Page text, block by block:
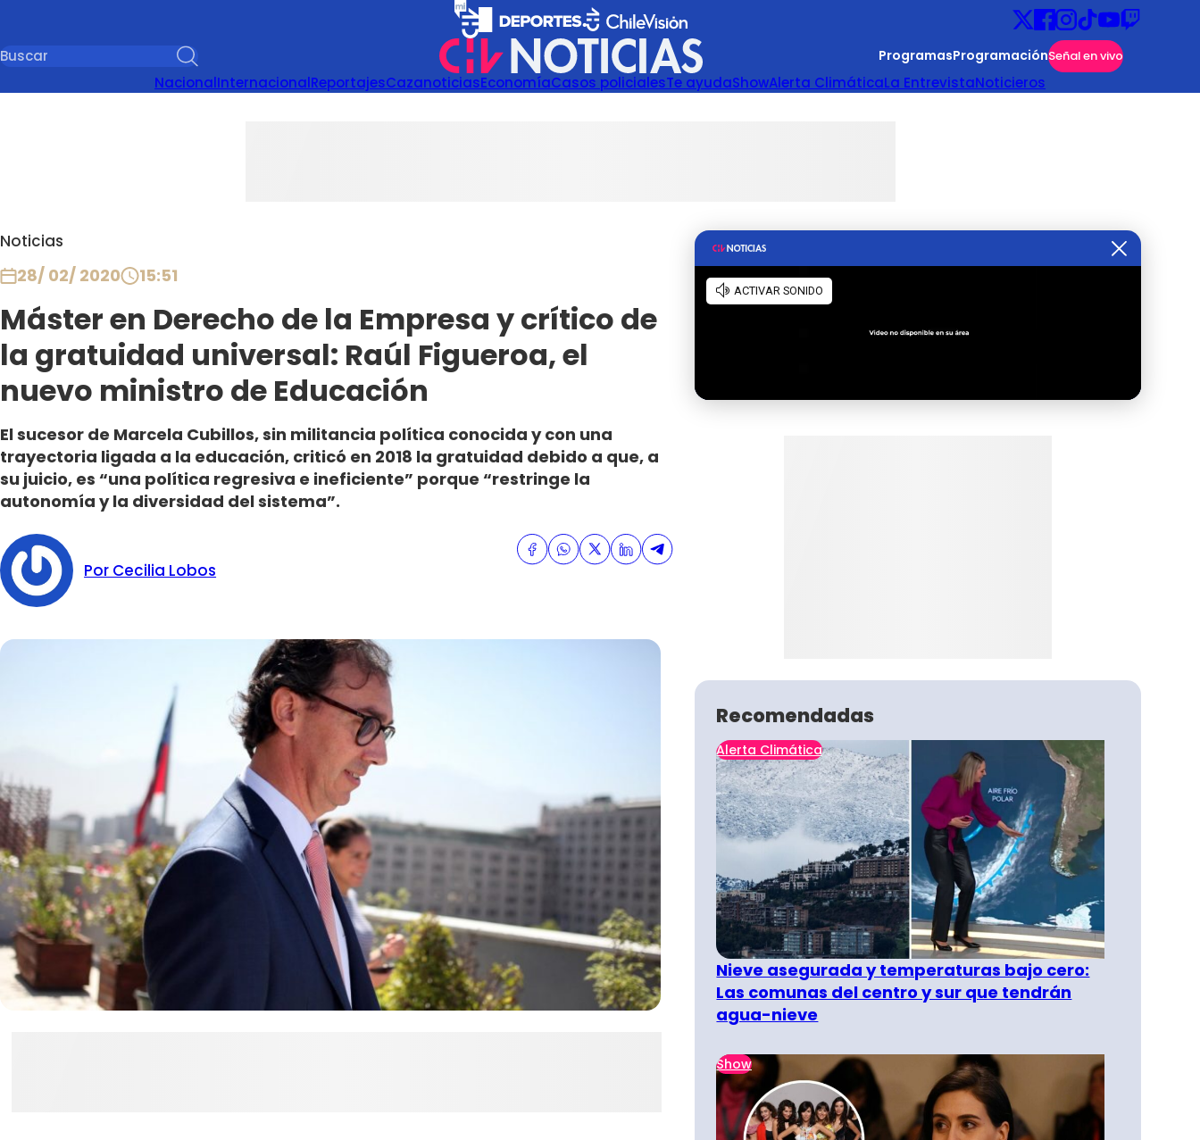
ProgramasProgramaciónSeñal en vivo
NacionalInternacionalReportajesCazanoticiasEconomíaCasos policialesTe ayudaShowAlerta ClimáticaLa EntrevistaNoticieros
Noticias
28/ 02/ 2020 15:51
Máster en Derecho de la Empresa y crítico de
la gratuidad universal: Raúl Figueroa, el
nuevo ministro de Educación
El sucesor de Marcela Cubillos, sin militancia política conocida y con una
trayectoria ligada a la educación, criticó en 2018 la gratuidad debido a que, a
su juicio, es “una política regresiva e ineficiente” porque “restringe la
autonomía y la diversidad del sistema”.
Por Cecilia Lobos
Recomendadas
Alerta Climática
Nieve asegurada y temperaturas bajo cero:
Las comunas del centro y sur que tendrán
agua-nieve
Show